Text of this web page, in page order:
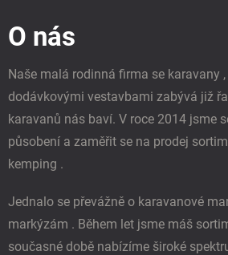
O nás
Naše malá rodinná firma se karavany
dodávkovými vestavbami zabývá již
karavanů nás baví. V roce 2014 jsme
působení a zaměřit se na prodej
kemping .
Jednalo se převážně o karavanové
markýzám . Během let jsme máš
současné době nabízíme široké